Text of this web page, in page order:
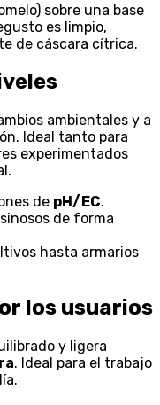
sobre una base
es limpio,
de cáscara cítrica.
ambientales y a
Ideal tanto para
experimentados
de pH/EC.
de forma
hasta armarios
los usuarios
y ligera
. Ideal para el trabajo